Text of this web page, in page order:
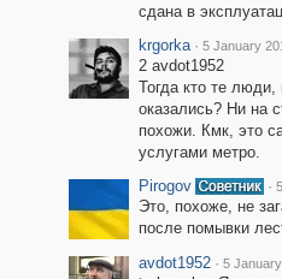
сдана в
krgorka · 5 January
2 avdot1952
Тогда кто те люди,
оказались? Ни на
похожи. Кмк, это
услугами метро.
Pirogov
·
Это, похоже, не
после помывки
avdot1952 · 5